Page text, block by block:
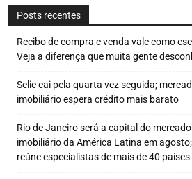
Posts recentes
Recibo de compra e venda vale como
Veja a diferença que muita gente
Selic cai pela quarta vez seguida;
imobiliário espera crédito mais barato
Rio de Janeiro será a capital do mercado
imobiliário da América Latina em
reúne especialistas de mais de 40 países